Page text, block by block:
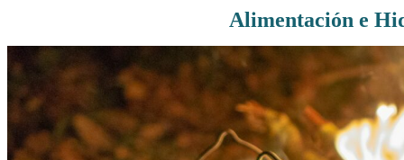
Terremotos
Topográficos
Vértices Geodésicos
Alimentación e